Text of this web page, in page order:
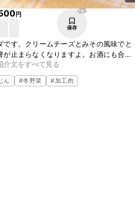
円 792
保存
す。クリームチーズとみその風味でと
止まらなくなりますよ。お酒にも合い
もてなしにも喜ばれる一品です。お手軽
にぜひ、お試しくださいね。
介文をすべて見る
ん #冬野菜 #加工肉